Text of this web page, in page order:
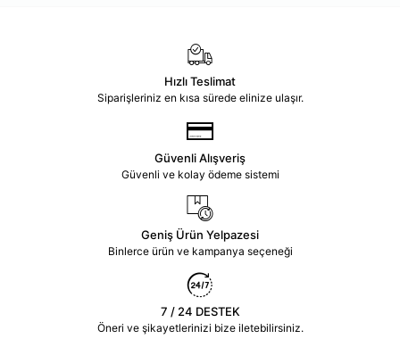
Hızlı Teslimat
Siparişleriniz en kısa sürede elinize ulaşır.
Güvenli Alışveriş
Güvenli ve kolay ödeme sistemi
Geniş Ürün Yelpazesi
Binlerce ürün ve kampanya seçeneği
7 / 24 DESTEK
Öneri ve şikayetlerinizi bize iletebilirsiniz.